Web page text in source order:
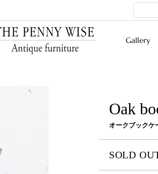
Gallery
Oak
オークブックケ
SOLD